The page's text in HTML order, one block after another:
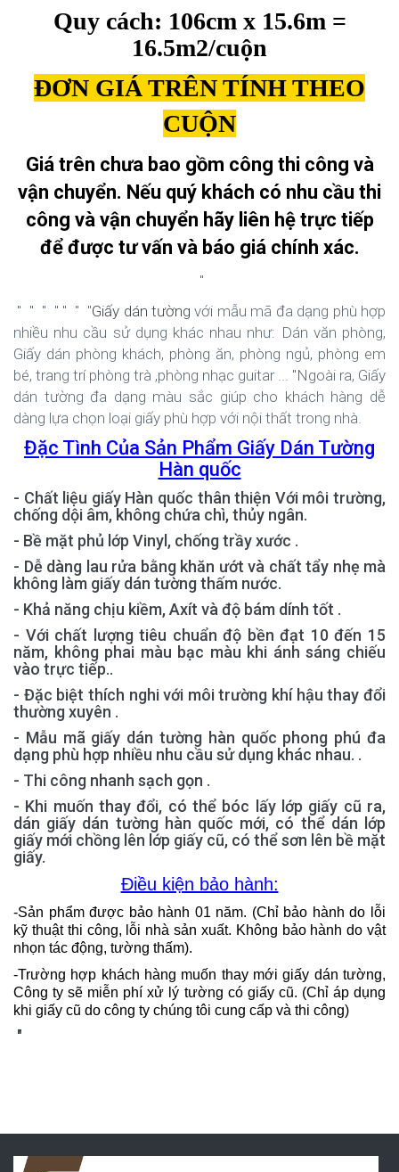
Quy cách: 106cm x 15.6m =
16.5m2/cuộn
ĐƠN GIÁ TRÊN TÍNH THEO
CUỘN
Giá trên chưa bao gồm công thi công và
vận chuyển. Nếu quý khách có nhu cầu thi
công và vận chuyển hãy liên hệ trực tiếp
để được tư vấn và báo giá chính xác.
"
" " " " " " "Giấy dán tường với mẫu mã đa dạng phù hợp
nhiều nhu cầu sử dụng khác nhau như: Dán văn phòng,
Giấy dán phòng khách, phòng ăn, phòng ngủ, phòng em
bé, trang trí phòng trà ,phòng nhạc guitar ... "Ngoài ra, Giấy
dán tường đa dạng màu sắc giúp cho khách hàng dễ
dàng lựa chọn loại giấy phù hợp với nội thất trong nhà.
Đặc Tình Của Sản Phẩm Giấy Dán Tường
Hàn quốc
- Chất liệu giấy Hàn quốc thân thiện Với môi trường,
chống dội âm, không chứa chì, thủy ngân.
- Bề mặt phủ lớp Vinyl, chống trầy xước .
- Dễ dàng lau rửa bằng khăn ướt và chất tẩy nhẹ mà
không làm giấy dán tường thấm nước.
- Khả năng chịu kiềm, Axít và độ bám dính tốt .
- Với chất lượng tiêu chuẩn độ bền đạt 10 đến 15
năm, không phai màu bạc màu khi ánh sáng chiếu
vào trực tiếp..
- Đặc biệt thích nghi với môi trường khí hậu thay đổi
thường xuyên .
- Mẫu mã giấy dán tường hàn quốc phong phú đa
dạng phù hợp nhiều nhu cầu sử dụng khác nhau. .
- Thi công nhanh sạch gọn .
- Khi muốn thay đổi, có thể bóc lấy lớp giấy cũ ra,
dán giấy dán tường hàn quốc mới, có thể dán lớp
giấy mới chồng lên lớp giấy cũ, có thể sơn lên bề mặt
giấy.
Điều kiện bảo hành:
-Sản phẩm được bảo hành 01 năm. (Chỉ bảo hành do lỗi
kỹ thuật thi công, lỗi nhà sản xuất. Không bảo hành do vật
nhọn tác động, tường thấm).
-Trường hợp khách hàng muốn thay mới giấy dán tường,
Công ty sẽ miễn phí xử lý tường có giấy cũ. (Chỉ áp dụng
khi giấy cũ do công ty chúng tôi cung cấp và thi công)
"